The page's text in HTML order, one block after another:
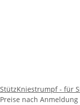
StützKniestrumpf - für
Preise nach